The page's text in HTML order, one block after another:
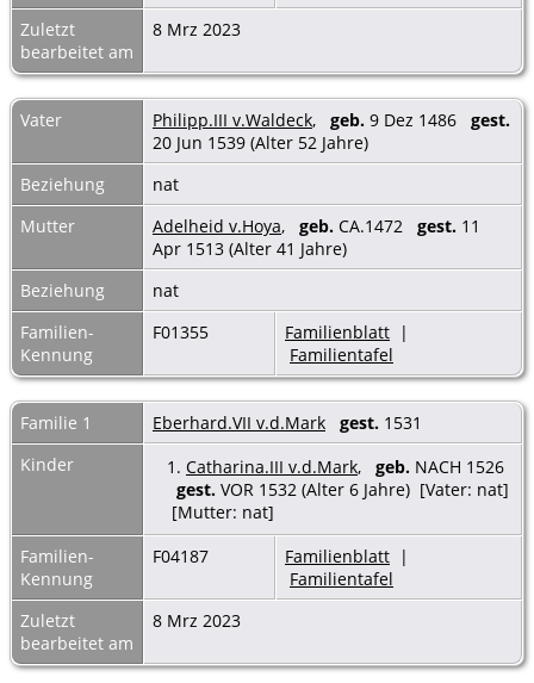
Zuletzt
bearbeitet am
8 Mrz 2023
Vater Philipp.III v.Waldeck, geb. 9 Dez 1486 gest.
20 Jun 1539 (Alter 52 Jahre)
Beziehung
nat
Mutter
Adelheid v.Hoya, geb. CA.1472 gest. 11
Apr 1513 (Alter 41 Jahre)
Beziehung
nat
Familien-
Kennung
F01355 Familienblatt |
Familientafel
Familie 1 Eberhard.VII v.d.Mark gest. 1531
Kinder
1. Catharina.III v.d.Mark, geb. NACH 1526
gest. VOR 1532 (Alter 6 Jahre) [Vater: nat]
[Mutter: nat]
Familien-
Kennung
F04187 Familienblatt |
Familientafel
Zuletzt
bearbeitet am
8 Mrz 2023